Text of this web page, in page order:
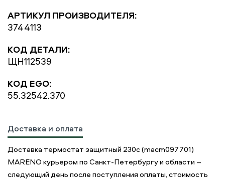
АРТИКУЛ ПРОИЗВОДИТЕЛЯ:
3744113
КОД ДЕТАЛИ:
ЩН112539
КОД EGO:
55.32542.370
Доставка и оплата
Доставка термостат защитный 230с (macm097701)
MARENO курьером по Санкт-Петербургу и области –
следующий день после поступления оплаты, стоимость